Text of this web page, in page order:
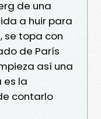
de una
a huir para
se topa con
de París
así una
es la
contarlo